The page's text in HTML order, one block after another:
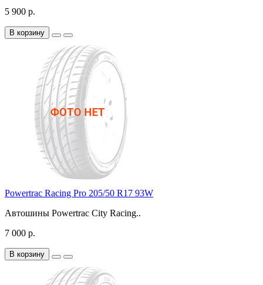
5 900 р.
В корзину
Powertrac Racing Pro 205/50 R17 93W
Автошины Powertrac City Racing..
7 000 р.
В корзину